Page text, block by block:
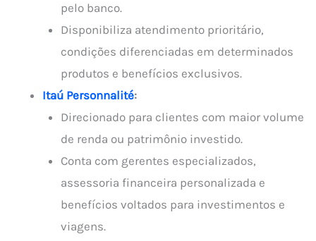
pelo banco.
Disponibiliza atendimento prioritário,
condições diferenciadas em determinados
produtos e benefícios exclusivos.
Itaú Personnalité:
Direcionado para clientes com maior volume
de renda ou patrimônio investido.
Conta com gerentes especializados,
assessoria financeira personalizada e
benefícios voltados para investimentos e
viagens.